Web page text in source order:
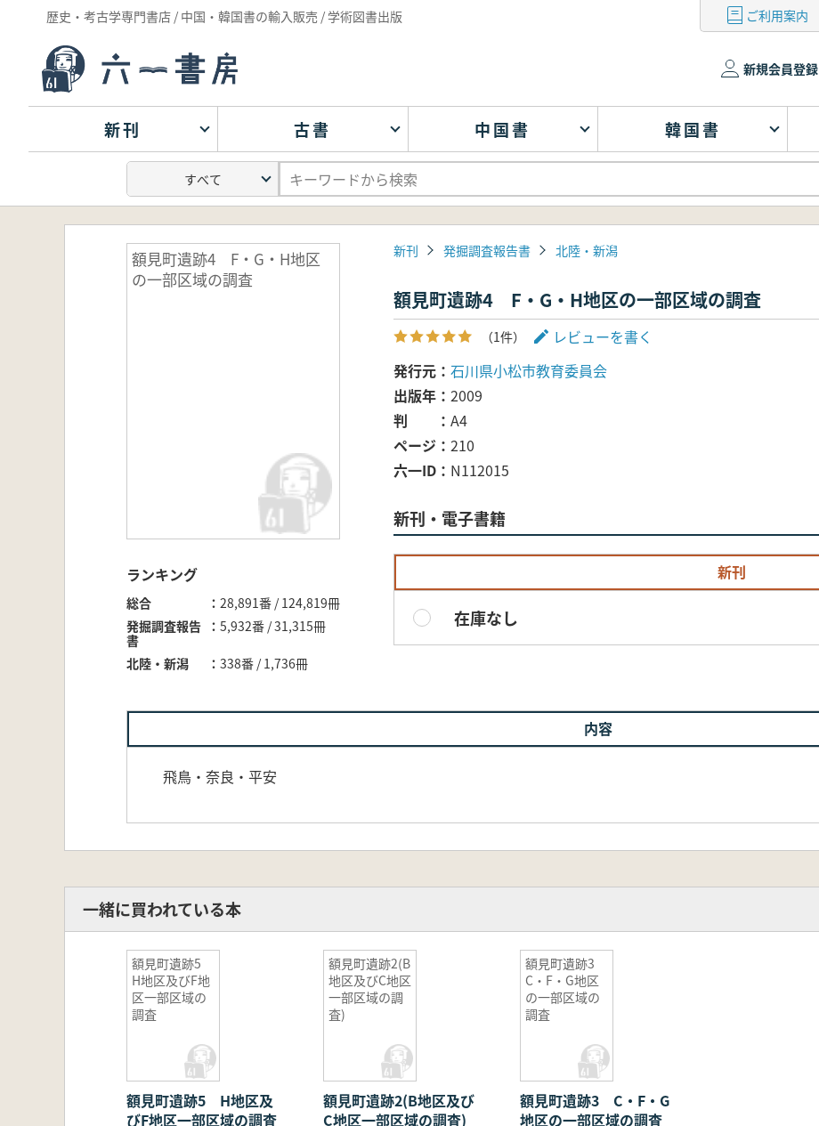
歴史・考古学専門書店 / 中国・韓国書の輸入販売 / 学術図書出版 ご利用案内
新規会員登録
新刊 古書 中国書 韓国書
額見町遺跡4 F・G・H地区
の一部区域の調査
ランキング
総合
28,891番 / 124,819冊
発掘調査報告
書
5,932番 / 31,315冊
北陸・新潟 338番 / 1,736冊
新刊 発掘調査報告書 北陸・新潟
額見町遺跡4 F・G・H地区の一部区域の調査
（1件）
レビューを書く
発行元
石川県小松市教育委員会
出版年
2009
判
A4
ページ
210
六一ID
N112015
新刊・電子書籍
新刊
在庫なし
内容
飛鳥・奈良・平安
一緒に買われている本
額見町遺跡5
H地区及びF地
区一部区域の
調査
額見町遺跡5 H地区及
びF地区一部区域の調査
額見町遺跡2(B
地区及びC地区
一部区域の調
査)
額見町遺跡2(B地区及び
C地区一部区域の調査)
額見町遺跡3
C・F・G地区
の一部区域の
調査
額見町遺跡3 C・F・G
地区の一部区域の調査